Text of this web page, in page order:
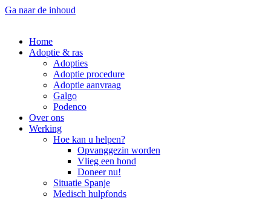
Ga naar de inhoud
Home
Adoptie & ras
Adopties
Adoptie procedure
Adoptie aanvraag
Galgo
Podenco
Over ons
Werking
Hoe kan u helpen?
Opvanggezin worden
Vlieg een hond
Doneer nu!
Situatie Spanje
Medisch hulpfonds